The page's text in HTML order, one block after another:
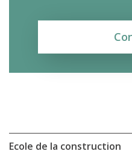
Ecole de la construction